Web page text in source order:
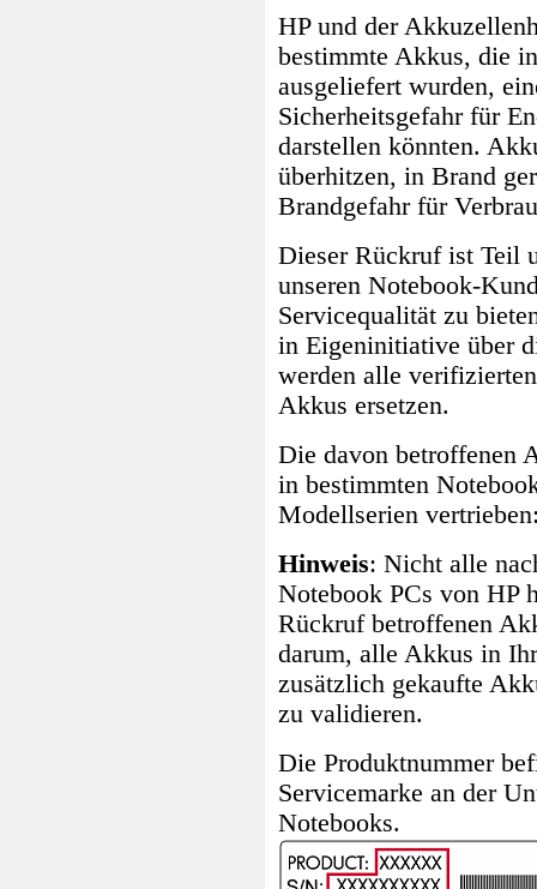
HP und der
bestimmte Akkus, die
ausgeliefert wurden,
Sicherheitsgefahr für
darstellen könnten.
überhitzen, in Brand
Brandgefahr für
Dieser Rückruf ist Teil
unseren Notebook-
Servicequalität zu
in Eigeninitiative über
werden alle
Akkus ersetzen.
Die davon betroffenen
in bestimmten
Modellserien
Hinweis: Nicht alle
Notebook PCs von HP
Rückruf betroffenen
darum, alle Akkus in
zusätzlich gekaufte
zu validieren.
Die Produktnummer
Servicemarke an der
Notebooks.